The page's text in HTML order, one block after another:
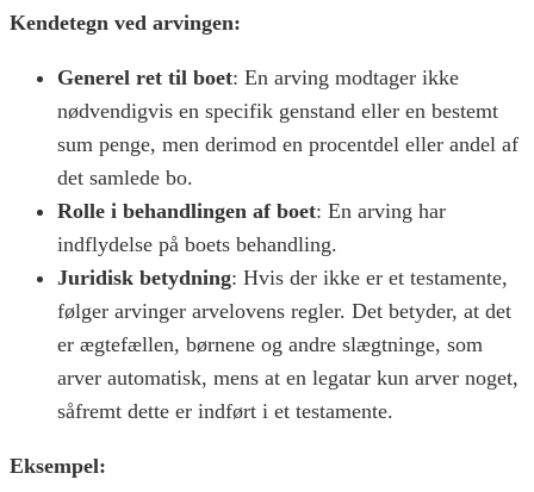
Kendetegn ved arvingen:
Generel ret til boet: En arving modtager ikke
nødvendigvis en specifik genstand eller en bestemt
sum penge, men derimod en procentdel eller andel af
det samlede bo.
Rolle i behandlingen af boet: En arving har
indflydelse på boets behandling.
Juridisk betydning: Hvis der ikke er et testamente,
følger arvinger arvelovens regler. Det betyder, at det
er ægtefællen, børnene og andre slægtninge, som
arver automatisk, mens at en legatar kun arver noget,
såfremt dette er indført i et testamente.
Eksempel: